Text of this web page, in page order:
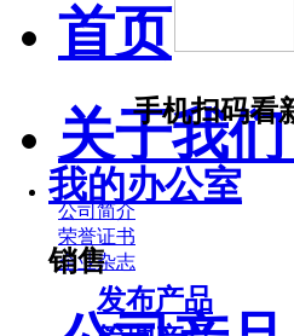
手机扫码看
我的办公室
销售
发布产品
首页
关于我们
公司简介
荣誉证书
企业杂志